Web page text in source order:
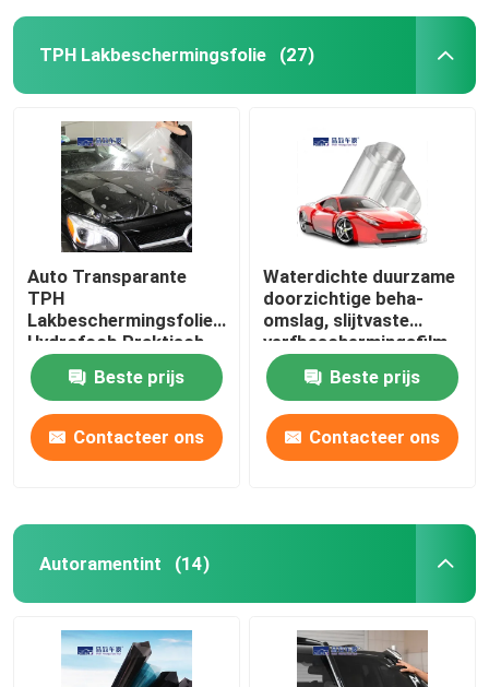
Videos
Over ons
Fabrieksreis
Kwaliteitscontrole
Contacteer ons
Alle Gevallen
Gekleurde lakbeschermingsfolie
TPH Lakbeschermingsfolie (27)
Auto Transparante
TPH
Lakbeschermingsfolie
Hydrofoob Praktisch
Beste prijs
Contacteer ons
Waterdichte duurzame
doorzichtige beha-
omslag, slijtvaste
verfbeschermingsfilm
Beste prijs
Contacteer ons
Autoramentint (14)